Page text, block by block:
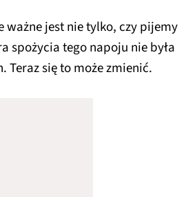
ważne jest nie tylko, czy pijemy
spożycia tego napoju nie była
Teraz się to może zmienić.